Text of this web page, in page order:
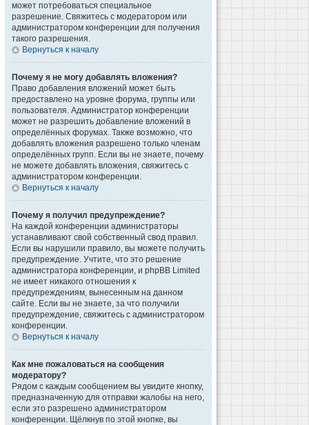
может потребоваться специальное
разрешение. Свяжитесь с модератором или
администратором конференции для получения
такого разрешения.
Вернуться к началу
Почему я не могу добавлять вложения?
Право добавления вложений может быть
предоставлено на уровне форума, группы или
пользователя. Администратор конференции
может не разрешить добавление вложений в
определённых форумах. Также возможно, что
добавлять вложения разрешено только членам
определённых групп. Если вы не знаете, почему
не можете добавлять вложения, свяжитесь с
администратором конференции.
Вернуться к началу
Почему я получил предупреждение?
На каждой конференции администраторы
устанавливают свой собственный свод правил.
Если вы нарушили правило, вы можете получить
предупреждение. Учтите, что это решение
администратора конференции, и phpBB Limited
не имеет никакого отношения к
предупреждениям, вынесенным на данном
сайте. Если вы не знаете, за что получили
предупреждение, свяжитесь с администратором
конференции.
Вернуться к началу
Как мне пожаловаться на сообщения
модератору?
Рядом с каждым сообщением вы увидите кнопку,
предназначенную для отправки жалобы на него,
если это разрешено администратором
конференции. Щёлкнув по этой кнопке, вы